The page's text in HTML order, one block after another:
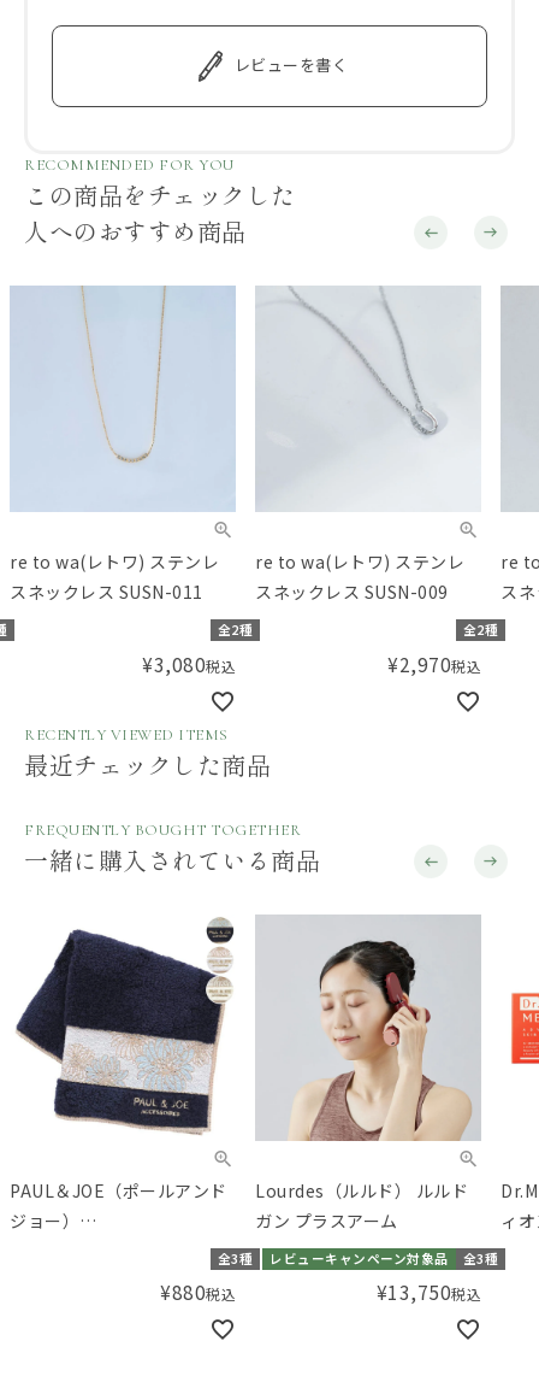
レビューを書く
RECOMMENDED FOR YOU
この商品をチェックした
人へのおすすめ商品
re to wa(レトワ) ステンレ
スネックレス SUSN-011
全2種
¥3,080税込
re to wa(レトワ) ステンレ
スネックレス SUSN-009
全2種
¥2,970税込
re
ス
RECENTLY VIEWED ITEMS
最近チェックした商品
FREQUENTLY BOUGHT TOGETHER
一緒に購入されている商品
PAUL＆JOE（ポールアンド
ジョー）
ACCESSOIRES（アクセソ
ワ） タオルハンカチ
全3種
¥880税込
Lourdes（ルルド） ルルド
ガン プラスアーム
レビューキャンペーン対象品 全3種
¥13,750税込
ィ
10